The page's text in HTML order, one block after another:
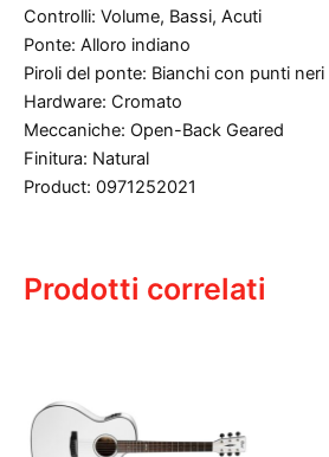
Controlli: Volume, Bassi, Acuti
Ponte: Alloro indiano
Piroli del ponte: Bianchi con punti neri
Hardware: Cromato
Meccaniche: Open-Back Geared
Finitura: Natural
Product: 0971252021
Prodotti correlati